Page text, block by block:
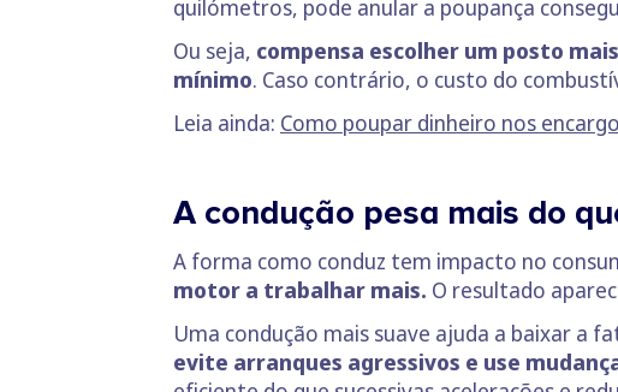
quilómetros, pode anular a poupança
Ou seja, compensa escolher um posto
mínimo. Caso contrário, o custo do
Leia ainda: Como poupar dinheiro nos
A condução pesa mais do
A forma como conduz tem impacto no
motor a trabalhar mais. O resultado
Uma condução mais suave ajuda a baixar a
evite arranques agressivos e use